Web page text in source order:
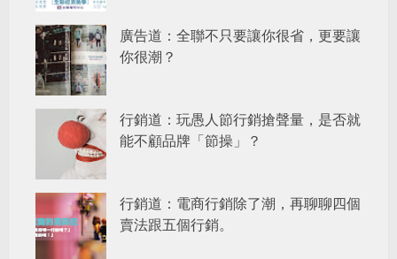
廣告道：全聯不只要讓你很省，更要讓
你很潮？
行銷道：玩愚人節行銷搶聲量，是否就
能不顧品牌「節操」？
行銷道：電商行銷除了潮，再聊聊四個
賣法跟五個行銷。